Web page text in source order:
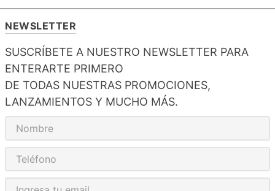
NEWSLETTER
SUSCRÍBETE A NUESTRO NEWSLETTER PARA
ENTERARTE PRIMERO
DE TODAS NUESTRAS PROMOCIONES,
LANZAMIENTOS Y MUCHO MÁS.